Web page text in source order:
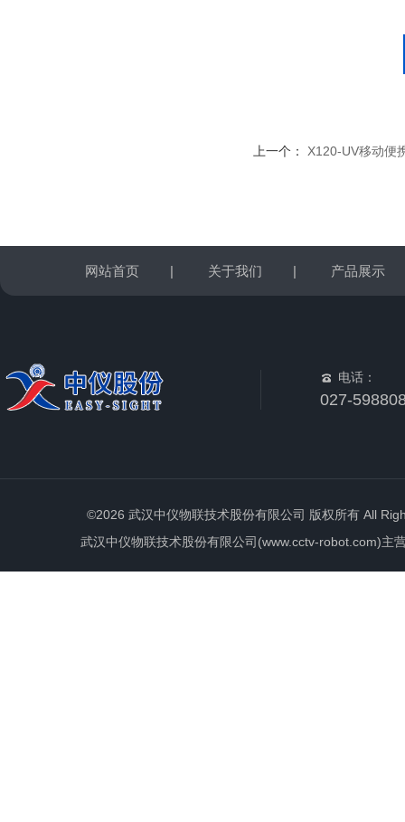
上一个： X120-UV移动便
网站首页 | 关于我们 | 产品展示
电话：
027-
©2026 武汉中仪物联技术股份有限公司 版权所有 All
武汉中仪物联技术股份有限公司(www.cctv-robot.com)主